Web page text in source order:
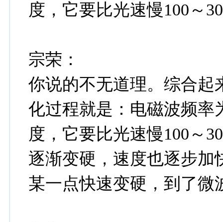
度，它要比光速慢100～
宗荣：
你说的不无道理。综合起
化过程就是：电磁波频率
度，它要比光速慢100～
逐渐变硬，速度也逐步加
某一点快速变硬，到了微